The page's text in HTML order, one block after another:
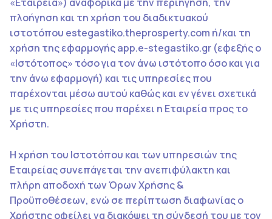
πλοήγηση και τη χρήση του διαδικτυακού
ιστοτόπου estegastiko.theprosperty.com ή/και τη
χρήση της εφαρμογής app.e-stegastiko.gr (εφεξής ο
«Ιστότοπος» τόσο για τον άνω ιστότοπο όσο και για
την άνω εφαρμογή) και τις υπηρεσίες που
παρέχονται μέσω αυτού καθώς και εν γένει σχετικά
με τις υπηρεσίες που παρέχει η Εταιρεία προς το
Χρήστη.
Η χρήση του Ιστοτόπου και των υπηρεσιών της
Εταιρείας συνεπάγεται την ανεπιφύλακτη και
πλήρη αποδοχή των Όρων Χρήσης &
Προϋποθέσεων, ενώ σε περίπτωση διαφωνίας ο
Χρήστης οφείλει να διακόψει τη σύνδεσή του με τον